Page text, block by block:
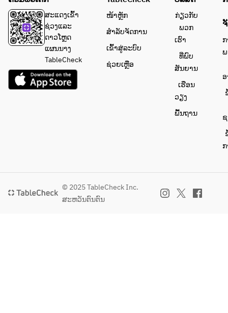
ສະແດງເຂົ້າ
ຊ່ວງແລະ
ດາວໂຫຼດ
ແຜນນາງ
TableCheck
ໜ້າຫຼັກ
ສຳລັບຈັດການ
ເຂົ້າສູ່ລະບົບ
ຊ່ວຍເຫຼືອ
ກ່ຽວກັບ
ພວກ
ເຮົາ
ທີ່ພົບ
ສັນຍານ
ເຮືອນ
ວຽງ
ພື້ນຖານ
© 2025 TableCheck Inc.
ສະຫວັນຕົນຕົນ